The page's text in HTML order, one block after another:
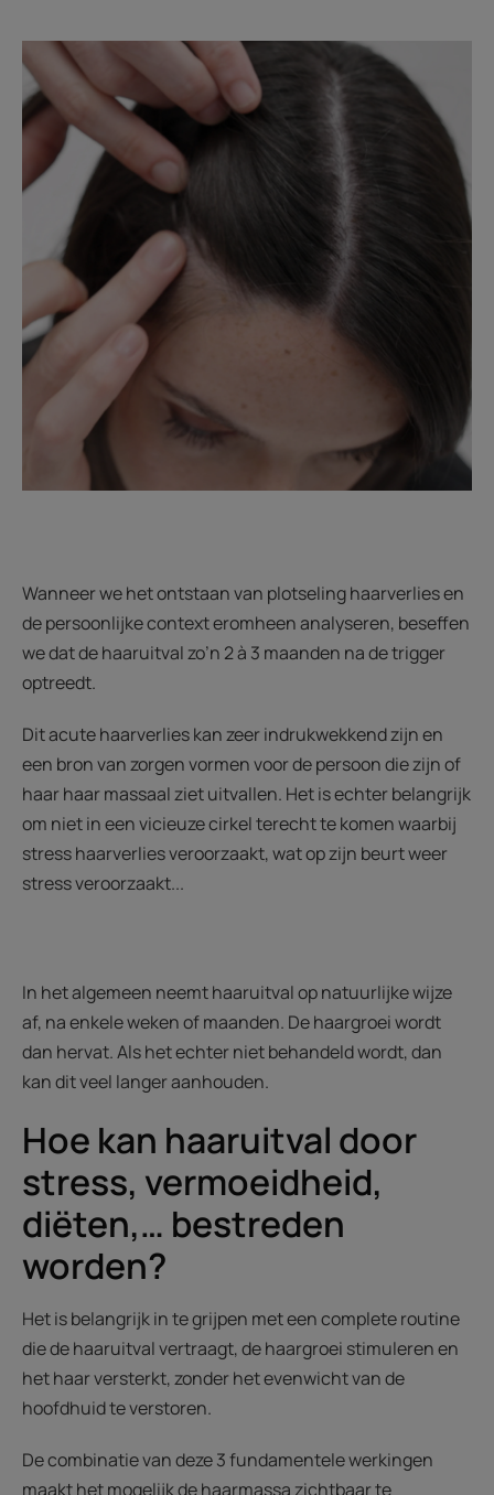
Wanneer we het ontstaan van plotseling haarverlies en
de persoonlijke context eromheen analyseren, beseffen
we dat de haaruitval zo’n 2 à 3 maanden na de trigger
optreedt.
Dit acute haarverlies kan zeer indrukwekkend zijn en
een bron van zorgen vormen voor de persoon die zijn of
haar haar massaal ziet uitvallen. Het is echter belangrijk
om niet in een vicieuze cirkel terecht te komen waarbij
stress haarverlies veroorzaakt, wat op zijn beurt weer
stress veroorzaakt...
In het algemeen neemt haaruitval op natuurlijke wijze
af, na enkele weken of maanden. De haargroei wordt
dan hervat. Als het echter niet behandeld wordt, dan
kan dit veel langer aanhouden.
Hoe kan haaruitval door
stress, vermoeidheid,
diëten,… bestreden
worden?
Het is belangrijk in te grijpen met een complete routine
die de haaruitval vertraagt, de haargroei stimuleren en
het haar versterkt, zonder het evenwicht van de
hoofdhuid te verstoren.
De combinatie van deze 3 fundamentele werkingen
maakt het mogelijk de haarmassa zichtbaar te